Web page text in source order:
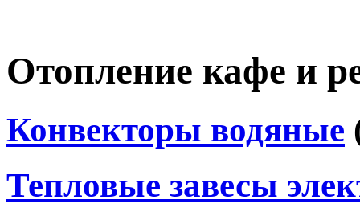
Отопление кафе и
Конвекторы водяные
Тепловые завесы